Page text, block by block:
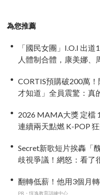
為您推薦
「國民女團」I.O.I 出
人體制合體，康美娜、
CORTIS預購破200萬
才知道」全員震驚：真
2026 MAMA大獎 定檔
連續兩天點燃 K-POP
Secret新歌短片挨轟「
歧視爭議！網怒：看了
翻轉低薪！他用3個月
PR・恆逸教育訓練中心